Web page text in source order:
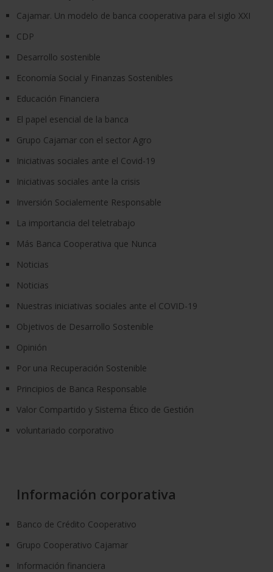
Cajamar. Un modelo de banca cooperativa para el siglo XXI
CDP
Desarrollo sostenible
Economía Social y Finanzas Sostenibles
Educación Financiera
El papel esencial de la banca
Grupo Cajamar con el sector Agro
Iniciativas sociales ante el Covid-19
Iniciativas sociales ante la crisis
Inversión Socialemente Responsable
La importancia del teletrabajo
Más Banca Cooperativa que Nunca
Noticias
Noticias
Nuestras iniciativas sociales ante el COVID-19
Objetivos de Desarrollo Sostenible
Opinión
Por una Recuperación Sostenible
Principios de Banca Responsable
Valor Compartido y Sistema Ético de Gestión
voluntariado corporativo
Información corporativa
Banco de Crédito Cooperativo
Grupo Cooperativo Cajamar
Información financiera